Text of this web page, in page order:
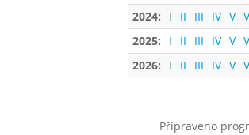
2024:
I II III IV V
2025:
I II III IV V
2026:
I II III IV V
Připraveno